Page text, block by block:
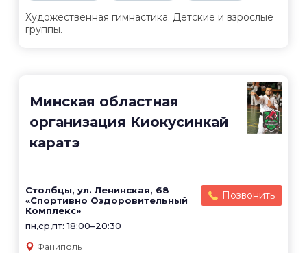
Художественная гимнастика. Детские и взрослые
группы.
Минская областная
организация Киокусинкай
каратэ
Столбцы, ул. Ленинская, 68
«Спортивно Оздоровительный
Комплекс»
пн,ср,пт: 18:00–20:30
Позвонить
Фаниполь